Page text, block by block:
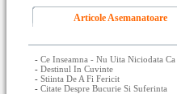
Articole Asemanatoare
- Ce Inseamna - Nu Uita Niciodata Ca
- Destinul In Cuvinte
- Stiinta De A Fi Fericit
- Citate Despre Bucurie Si Suferinta